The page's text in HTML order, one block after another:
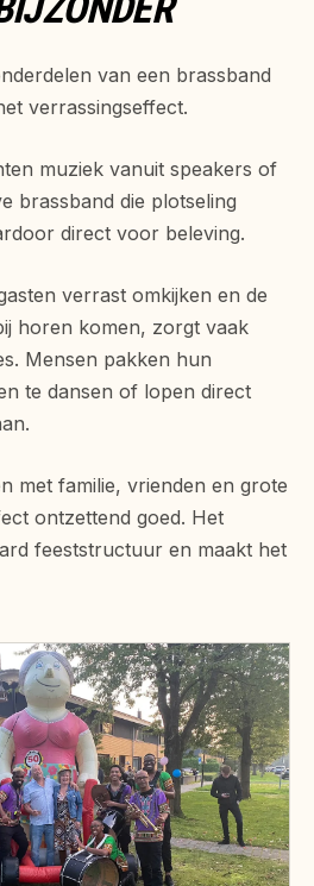
van een brassband
verrassingseffect.
muziek vanuit speakers of
brassband die plotseling
direct voor beleving.
verrast omkijken en de
horen komen, zorgt vaak
Mensen pakken hun
te dansen of lopen direct
met familie, vrienden en grote
ontzettend goed. Het
feeststructuur en maakt het